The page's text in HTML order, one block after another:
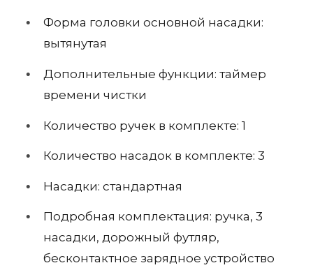
Форма головки основной насадки:
вытянутая
Дополнительные функции: таймер
времени чистки
Количество ручек в комплекте: 1
Количество насадок в комплекте: 3
Насадки: стандартная
Подробная комплектация: ручка, 3
насадки, дорожный футляр,
бесконтактное зарядное устройство